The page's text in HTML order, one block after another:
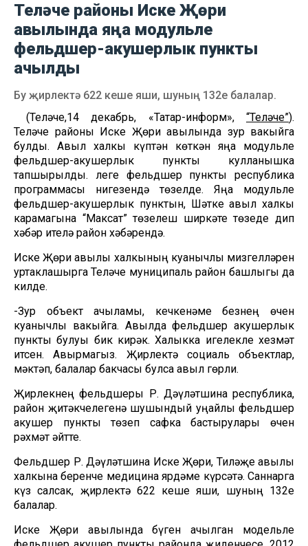
Теләче районы Иске Җөри
авылында яңа модульле
фельдшер-акушерлык пункты
ачылды
Бу җирлектә 622 кеше яши, шуның 132е балалар.
(Теләче,14 декабрь, «Татар-информ», “Теләче”).
Теләче районы Иске Җөри авылында зур вакыйга
булды. Авыл халкы күптән көткән яңа модульле
фельдшер-акушерлык пункты кулланышка
тапшырылды. Әлеге фельдшер пункты республика
программасы нигезендә төзелде. Яңа модульле
фельдшер-акушерлык пунктын, Шәтке авыл халкы
карамагына “Максат” төзелеш ширкәте төзеде дип
хәбәр ителә район хәбәрендә.
Иске Җөри авылы халкының куанычлы мизгелләрен
уртаклашырга Теләче муниципаль район башлыгы да
килде.
-Зур объект ачыламы, кечкенәме безнең өчен
куанычлы вакыйга. Авылда фельдшер акушерлык
пункты булуы бик кирәк. Халыкка игелекле хезмәт
итсен. Авырмагыз. Җирлектә социаль объектлар,
мәктәп, балалар бакчасы булса авыл гөрли.
Җирлекнең фельдшеры Р. Дәүләтшина республика,
район җитәкчелегенә шушындый уңайлы фельдшер
акушер пункты төзеп сафка бастырулары өчен
рәхмәт әйтте.
Фельдшер Р. Дәүләтшина Иске Җөри, Тиләҗе авылы
халкына беренче медицина ярдәме күрсәтә. Саннарга
күз салсак, җирлектә 622 кеше яши, шуның 132е
балалар.
Иске Җөри авылында бүген ачылган модельле